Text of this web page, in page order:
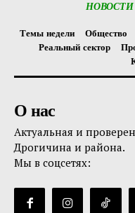
Темы недели Общество
Реальный сектор
О нас
Актуальная и
Дрогичина и района.
Мы в соцсетях: